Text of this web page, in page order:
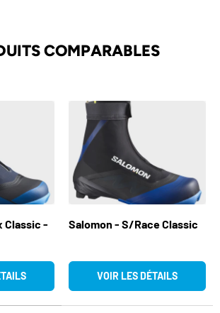
COMPARABLES
Classic -
Salomon - S/Race Classic
VOIR LES DÉTAILS